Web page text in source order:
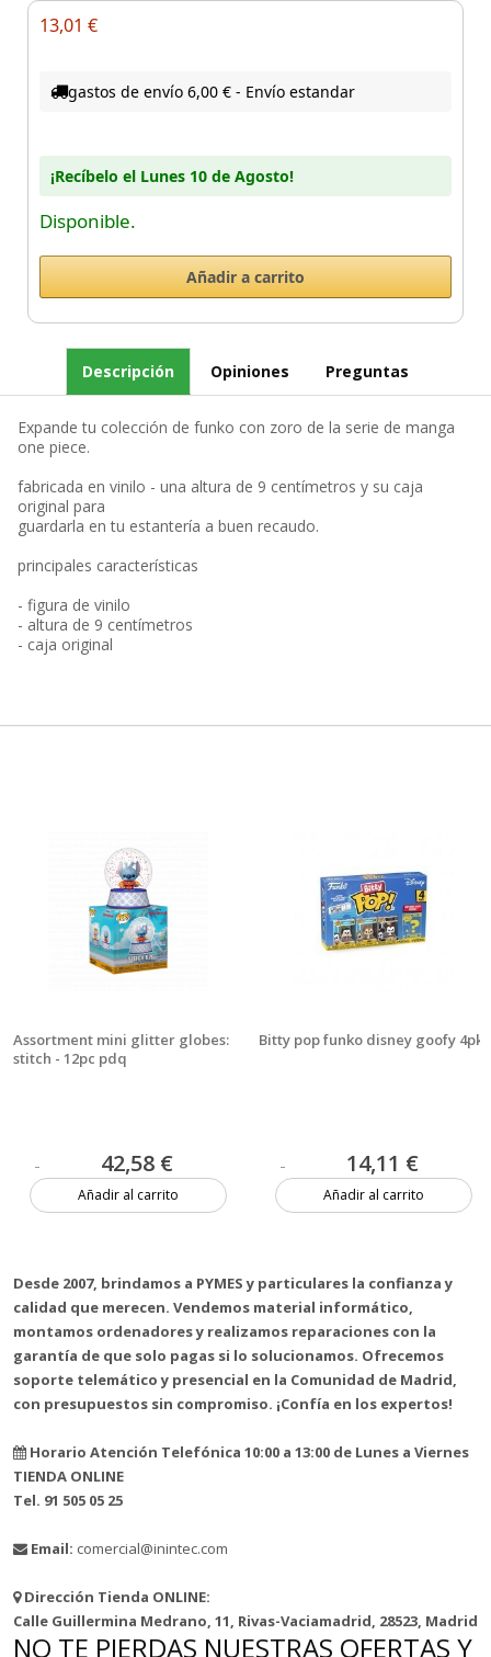
13,01 €
gastos de envío 6,00 € - Envío estandar
¡Recíbelo el Lunes 10 de Agosto!
Disponible.
Descripción Opiniones Preguntas
Expande tu colección de funko con zoro de la serie de manga
one piece.
fabricada en vinilo - una altura de 9 centímetros y su caja
original para
guardarla en tu estantería a buen recaudo.
principales características
- figura de vinilo
- altura de 9 centímetros
- caja original
Assortment mini glitter globes:
stitch - 12pc pdq
42,58 €
Añadir al carrito
Bitty pop funko disney goofy 4pk
14,11 €
Añadir al carrito
Desde 2007, brindamos a PYMES y particulares la confianza y
calidad que merecen. Vendemos material informático,
montamos ordenadores y realizamos reparaciones con la
garantía de que solo pagas si lo solucionamos. Ofrecemos
soporte telemático y presencial en la Comunidad de Madrid,
con presupuestos sin compromiso. ¡Confía en los expertos!
Horario Atención Telefónica 10:00 a 13:00 de Lunes a Viernes
TIENDA ONLINE
Tel. 91 505 05 25
Email: comercial@inintec.com
Dirección Tienda ONLINE:
Calle Guillermina Medrano, 11, Rivas-Vaciamadrid, 28523, Madrid
NO TE PIERDAS NUESTRAS OFERTAS Y